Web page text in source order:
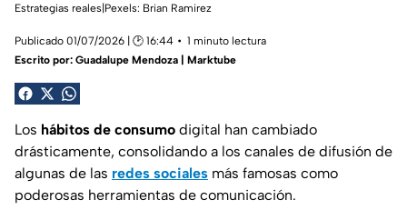
Estrategias reales|Pexels: Brian Ramirez
Publicado 01/07/2026 | 🕑 16:44
1 minuto lectura
Escrito por: Guadalupe Mendoza | Marktube
Los hábitos de consumo digital han cambiado
drásticamente, consolidando a los canales de difusión de
algunas de las redes sociales más famosas como
poderosas herramientas de comunicación.